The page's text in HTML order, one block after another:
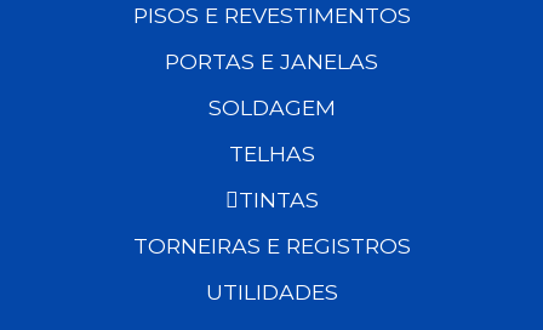
PISOS E REVESTIMENTOS
PORTAS E JANELAS
SOLDAGEM
TELHAS
TINTAS
TORNEIRAS E REGISTROS
UTILIDADES